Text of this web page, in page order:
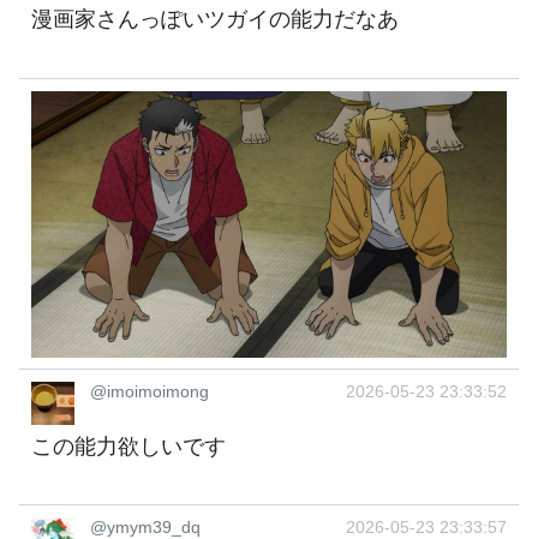
漫画家さんっぽいツガイの能力だなあ
@imoimoimong 2026-05-23 23:33:52
この能力欲しいです
@ymym39_dq 2026-05-23 23:33:57